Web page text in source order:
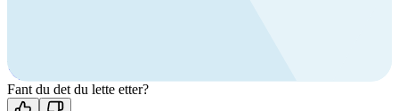
Kontakt oss
Fant du det du lette etter?